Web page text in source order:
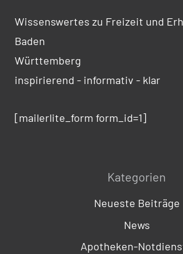
Wissenswertes zu Freizeit und
Baden
Württemberg
inspirierend - informativ - klar
[mailerlite_form form_id=1]
Kategorien
Neueste Beiträge
News
Apotheken-